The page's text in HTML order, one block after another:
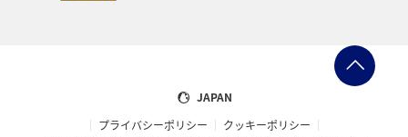
JAPAN
プライバシーポリシー
クッキーポリシー